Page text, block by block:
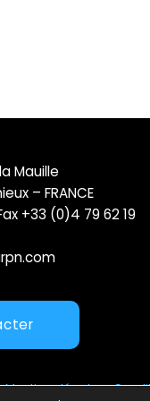
Mauille
– FRANCE
+33 (0)4 79 62 19
Mentions légales